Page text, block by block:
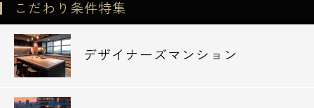
こだわり条件特集
デザイナーズマンション